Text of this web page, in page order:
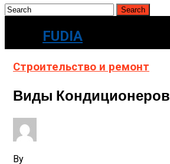
FUDIA
Строительство и ремонт
Виды Кондиционеров
By